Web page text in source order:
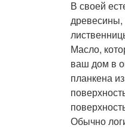
В своей
древесины,
Масло,
ваш дом в
планкена
Обычно